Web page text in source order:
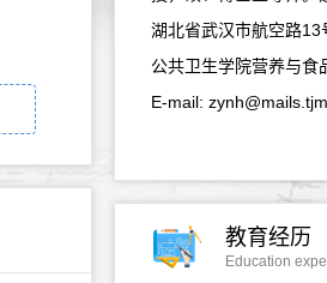
湖北省武汉市航空路
公共卫生学院营养与食
E-mail:
教育经历
Education